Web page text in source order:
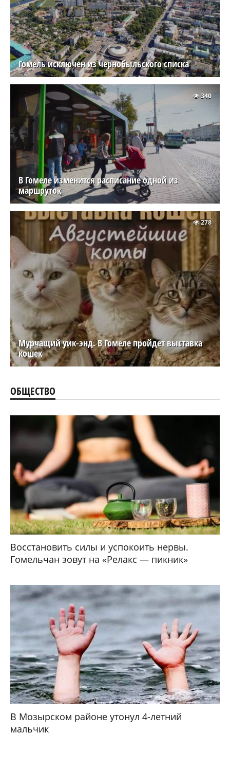
Гомель исключен из чернобыльского списка
В Гомеле изменится расписание одной из
маршруток
340
Мурчащий уик-энд. В Гомеле пройдет выставка
кошек
278
ОБЩЕСТВО
Восстановить силы и успокоить нервы.
Гомельчан зовут на «Релакс — пикник»
В Мозырском районе утонул 4-летний
мальчик